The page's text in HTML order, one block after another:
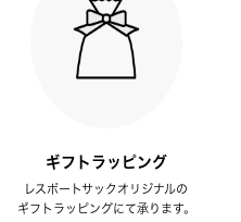
ギフトラッピング
レスポートサックオリジナルの
ギフトラッピングにて承ります。